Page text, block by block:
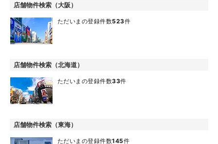
店舗物件検索（大阪）
ただいまの登録件数523件
店舗物件検索（北海道）
ただいまの登録件数33件
店舗物件検索（東海）
ただいまの登録件数145件